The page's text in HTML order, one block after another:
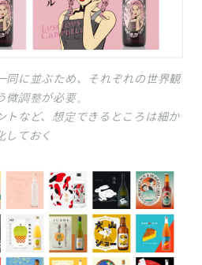
同に並ぶため、それぞれの世界観
調整が必要。
トなど、想定できるところは細か
しておく